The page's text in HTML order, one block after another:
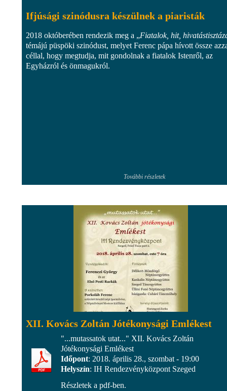
Ifjúsági szinódusra készülnek a piaristák
2018 októberében rendezik meg a „Fiatalok, hit,
témájú püspöki szinódust, melyet Ferenc pápa hívott össze
céllal, hogy megtudja, mit gondolnak a fiatalok Istenről, az
Egyházról és önmagukról.
További részletek
XII. Kovács Zoltán Jótékonysági Emlékest
"...mutassatok utat..." XII. Kovács Zoltán
Jótékonysági Emlékest
Időpont: 2018. április 28., szombat - 19:00
Helyszín: IH Rendezvényközpont Szeged
Részletek a pdf-ben.